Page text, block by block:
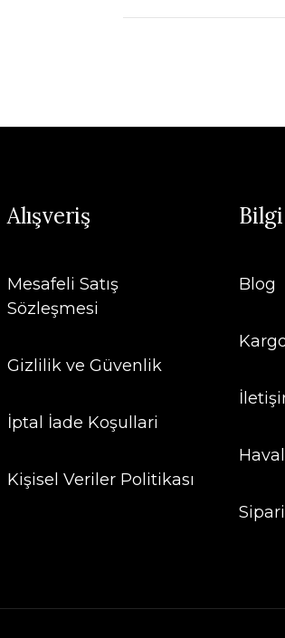
Alışveriş
Mesafeli Satış
Sözleşmesi
Gizlilik ve Güvenlik
İptal İade Koşullari
Kişisel Veriler Politikası
Bilgi
Blog